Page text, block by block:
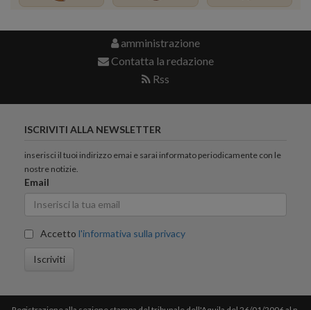
amministrazione
Contatta la redazione
Rss
ISCRIVITI ALLA NEWSLETTER
inserisci il tuoi indirizzo emai e sarai informato periodicamente con le
nostre notizie.
Email
Accetto l'informativa sulla privacy
Iscriviti